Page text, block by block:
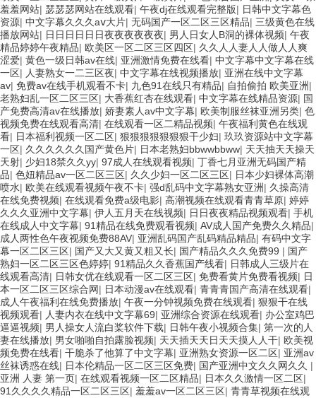
羞羞网站| 瑟瑟瑟网站在线观看| 午夜dj在线观看完整版| 日韩中文字幕色
资源| 中文字幕久久久aⅴ大片| 无码国产一区二区三区精品| 三级黄色在线
播放网站| 日日日日日日夜夜夜夜夜夜| 男人日女人B洞的裸体视频| 午夜
精品婷婷午夜精品| 欧美区一区二区三区四区| 久久人人妻人人做人人爽
涩爱| 黄色一级日韩av在线| 亚洲激情免费在线看| 中文字幕中文字幕在线
一区| 人妻熟女一二三区夜| 中文字幕在线视频播放| 亚洲在线中文字幕
av| 免费av在线手机观看不卡| 九色91在线只有精品| 自拍偷拍 欧美亚洲|
老熟妇乱一区二区三区| 大香蕉红杏在线观看| 中文字幕在线精品资源| 国
产免费高清av在线播放| 娇妻素人av中文字幕| 欧美制服丝袜亚洲另类| 色
视频免费在线观看高清| 在线观看一区二精品视频| 午夜福利黄色在线观
看| 日本福利视频一区二区| 狠狠狠狠狠狠狠干少妇| 玖玖资源站中文字幕
一区| 久久久久久久国产黄色片| 日本老熟妇bbwwbbww| 天天抽天天操天
天射| 少妇18禁久久yy| 97成人在线观看视频| 丁香七月亚洲无码国产精
品| 色妞精品av一区二区三区| 久久少妇一区二区三区| 日本少妇裸体高潮
喷水| 欧美在线观看视频午夜不卡| 强d乱码中文字幕熟女亚洲| 久操高清
在线免费视频| 在线观看免费a级电影| 高潮视频在线观看青青草原| 婷婷
久久久亚洲中文字幕| 伊人五月天在线视频| 日日夜夜精品视频观看| 手机
在线成人中文字幕| 91精品在线免费观看视频| AV成人国产免费久久精品|
成人两性色午夜视频免费88AV| 亚洲乱码国产乱码精品精品| 有码中文字
幕一区二区三区| 国产又大又黄又粗又长| 国产精品久久久免费99 | 国产
熟妇一区二区三区色婷婷| 91精品久久香蕉国产线看| 日韩成人三级片在
线观看高清| 日韩女优在线观看一区二区三区| 免费看黄片免费看视频| 日
本一区二区三区综合网| 日本动漫av在线观看| 青青青国产高清在线观看|
成人午夜福利在线免费播放| 午夜一分钟视频免费在线观看| 狠狠干在线
视频观看| 人妻内衣在线中文字幕69| 亚洲综合资源在线观看| 办公室鸡巴
逼逼视频| 男人操女人流白桨软件下载| 日韩午夜小视频合集| 第一次的人
妻在线播放| 男女啪啪自拍露脸视频| 天天插天天日天天摸人人干| 欧美视
频免费在线看| 干脆杀了他算了中文字幕| 亚洲熟女资源一区二区| 亚洲av
丝袜诱惑在线| 日本伦精品一区二区三区免费| 国产亚洲中文久久网久久 |
亚洲 人妻 第一页| 在线观看视频一区二区精品| 日本久久激情一区二区|
91久久久久精品一区二区三区| 羞羞av一区二区三区| 青青草视频在线观